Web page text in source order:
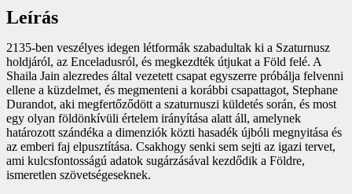
Leírás
2135-ben veszélyes idegen létformák szabadultak ki a Szaturnusz
holdjáról, az Enceladusról, és megkezdték útjukat a Föld felé. A
Shaila Jain alezredes által vezetett csapat egyszerre próbálja felvenni
ellene a küzdelmet, és megmenteni a korábbi csapattagot, Stephane
Durandot, aki megfertőződött a szaturnuszi küldetés során, és most
egy olyan földönkívüli értelem irányítása alatt áll, amelynek
határozott szándéka a dimenziók közti hasadék újbóli megnyitása és
az emberi faj elpusztítása. Csakhogy senki sem sejti az igazi tervet,
ami kulcsfontosságú adatok sugárzásával kezdődik a Földre,
ismeretlen szövetségeseknek.